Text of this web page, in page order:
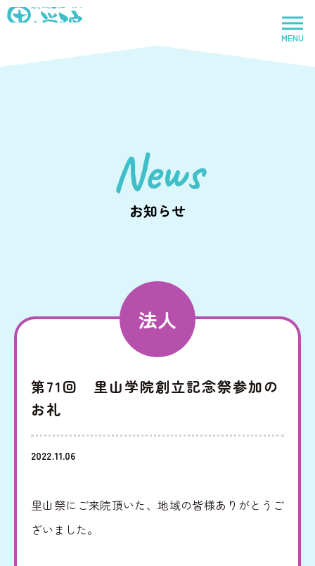
MENU
トップページ
児童養護施設
里山学院乳児院
児童家庭支援センター
法人情報 お知らせ
News
お知らせ
法人
第71回 里山学院創立記念祭参加の
お礼
2022.11.06
里山祭にご来院頂いた、地域の皆様ありがとうご
ざいました。